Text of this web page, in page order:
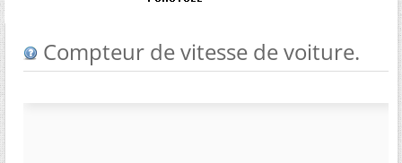
Compteur de vitesse de voiture.